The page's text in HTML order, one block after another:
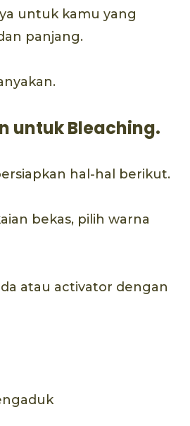
untuk kamu yang
panjang.
untuk Bleaching.
hal-hal berikut.
bekas, pilih warna
atau activator dengan